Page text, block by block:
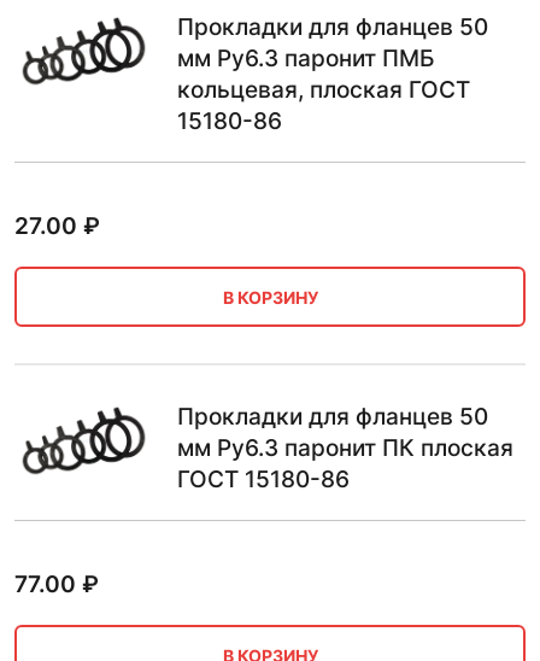
Прокладки для фланцев 50
мм Ру6.3 паронит ПМБ
кольцевая, плоская ГОСТ
15180-86
27.00 ₽
В КОРЗИНУ
Прокладки для фланцев 50
мм Ру6.3 паронит ПК плоская
ГОСТ 15180-86
77.00 ₽
В КОРЗИНУ